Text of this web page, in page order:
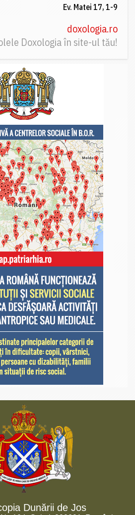
Ev. Matei 17, 1-9
doxologia.ro
Doxologia în site-ul tău!
Dunării de Jos